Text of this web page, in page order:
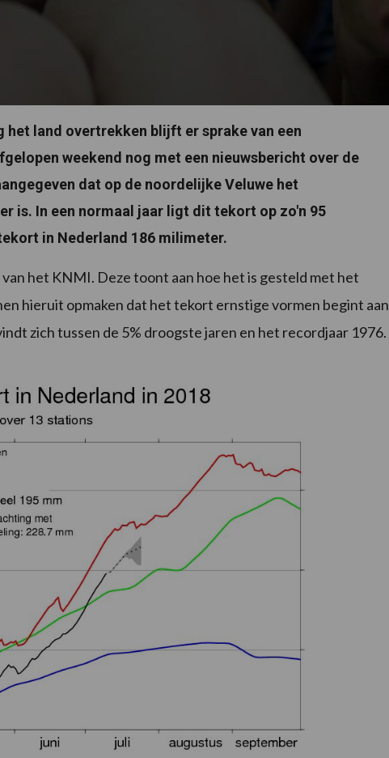
het land overtrekken blijft er sprake van een
weekend nog met een nieuwsbericht over de
dat op de noordelijke Veluwe het
is. In een normaal jaar ligt dit tekort op zo'n 95
in Nederland 186 milimeter.
het KNMI. Deze toont aan hoe het is gesteld met het
hieruit opmaken dat het tekort ernstige vormen begint aan
zich tussen de 5% droogste jaren en het recordjaar 1976.